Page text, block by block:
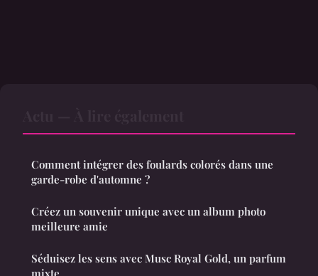
Comment intégrer des foulards colorés dans une
garde-robe d'automne ?
Créez un souvenir unique avec un album photo
meilleure amie
Séduisez les sens avec Musc Royal Gold, un parfum
mixte